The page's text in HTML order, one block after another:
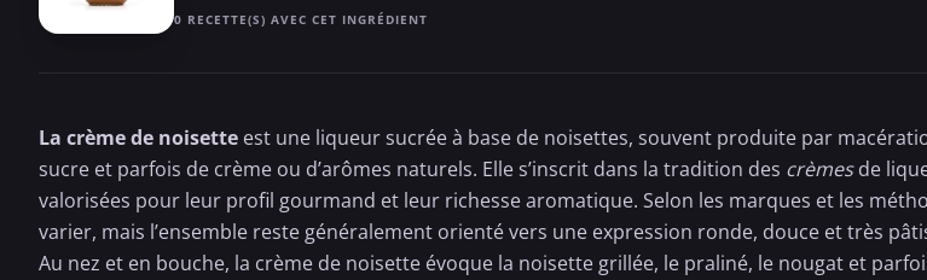
0 RECETTE(S) AVEC CET INGRÉDIENT
La crème de noisette est une liqueur sucrée à base de noisettes, souvent produite par
sucre et parfois de crème ou d’arômes naturels. Elle s’inscrit dans la tradition des crèmesde
valorisées pour leur profil gourmand et leur richesse aromatique. Selon les marques et les
varier, mais l’ensemble reste généralement orienté vers une expression ronde, douce et très
Au nez et en bouche, la crème de noisette évoque la noisette grillée, le praliné, le nougat et